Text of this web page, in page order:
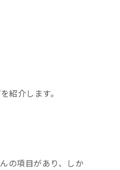
紹介します。
の項目があり、しか